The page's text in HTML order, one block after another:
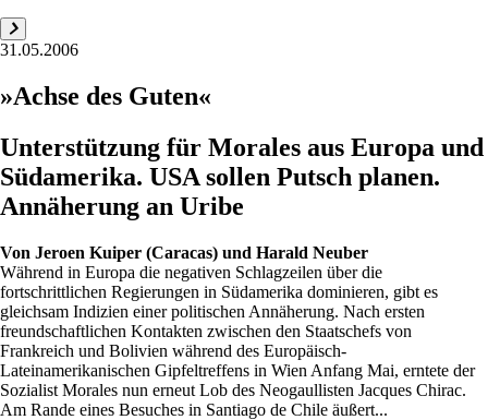
31.05.2006
»Achse des Guten«
Unterstützung für Morales aus Europa und
Südamerika. USA sollen Putsch planen.
Annäherung an Uribe
Von Jeroen Kuiper (Caracas) und Harald Neuber
Während in Europa die negativen Schlagzeilen über die
fortschrittlichen Regierungen in Südamerika dominieren, gibt es
gleichsam Indizien einer politischen Annäherung. Nach ersten
freundschaftlichen Kontakten zwischen den Staatschefs von
Frankreich und Bolivien während des Europäisch-
Lateinamerikanischen Gipfeltreffens in Wien Anfang Mai, erntete der
Sozialist Morales nun erneut Lob des Neogaullisten Jacques Chirac.
Am Rande eines Besuches in Santiago de Chile äußert...